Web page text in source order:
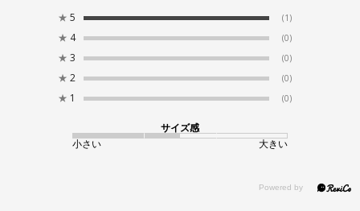
★ 5 (1)
★ 4 (0)
★ 3 (0)
★ 2 (0)
★ 1 (0)
サイズ感
小さい
大きい